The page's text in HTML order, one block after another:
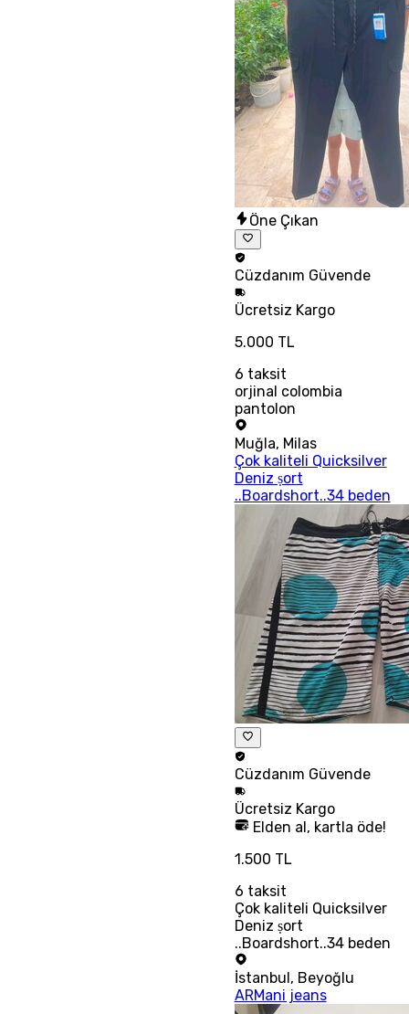
Öne Çıkan
Cüzdanım Güvende
Ücretsiz Kargo
5.000 TL
6 taksit
orjinal colombia
pantolon
Muğla, Milas
Çok kaliteli Quicksilver
Deniz ṣort
..Boardshort..34 beden
Cüzdanım Güvende
Ücretsiz Kargo
Elden al, kartla öde!
1.500 TL
6 taksit
Çok kaliteli Quicksilver
Deniz ṣort
..Boardshort..34 beden
İstanbul, Beyoğlu
ARMani jeans